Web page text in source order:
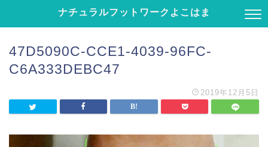
ナチュラルフットワークよこはま
47D5090C-CCE1-4039-96FC-
C6A333DEBC47
2019年12月5日